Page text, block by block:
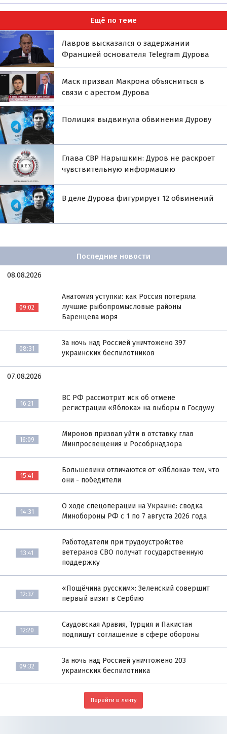
Ещё по теме
Лавров высказался о задержании
Францией основателя Telegram Дурова
Маск призвал Макрона объясниться в
связи с арестом Дурова
Полиция выдвинула обвинения Дурову
Глава СВР Нарышкин: Дуров не раскроет
чувствительную информацию
В деле Дурова фигурирует 12 обвинений
Последние новости
08.08.2026
09:02
Анатомия уступки: как Россия потеряла
лучшие рыбопромысловые районы
Баренцева моря
08:31
За ночь над Россией уничтожено 397
украинских беспилотников
07.08.2026
16:21
ВС РФ рассмотрит иск об отмене
регистрации «Яблока» на выборы в Госдуму
16:09
Миронов призвал уйти в отставку глав
Минпросвещения и Рособрнадзора
15:41
Большевики отличаются от «Яблока» тем, что
они - победители
14:31
О ходе спецоперации на Украине: сводка
Минобороны РФ с 1 по 7 августа 2026 года
13:41
Работодатели при трудоустройстве
ветеранов СВО получат государственную
поддержку
12:37
«Пощёчина русским»: Зеленский совершит
первый визит в Сербию
12:20
Саудовская Аравия, Турция и Пакистан
подпишут соглашение в сфере обороны
09:32
За ночь над Россией уничтожено 203
украинских беспилотника
Перейти в ленту